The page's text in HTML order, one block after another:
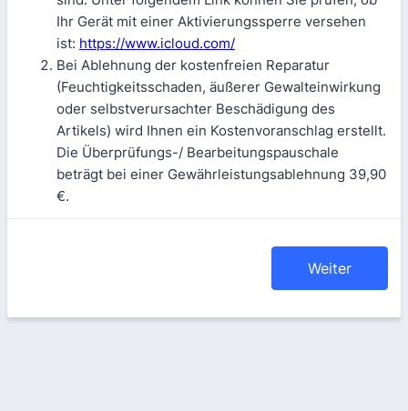
Ihr Gerät mit einer Aktivierungssperre versehen
ist: https://www.icloud.com/
Bei Ablehnung der kostenfreien Reparatur
(Feuchtigkeitsschaden, äußerer Gewalteinwirkung
oder selbstverursachter Beschädigung des
Artikels) wird Ihnen ein Kostenvoranschlag erstellt.
Die Überprüfungs-/ Bearbeitungspauschale
beträgt bei einer Gewährleistungsablehnung 39,90
€.
Weiter